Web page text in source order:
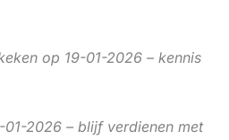
op 19-01-2026 – kennis
2026 – blijf verdienen met